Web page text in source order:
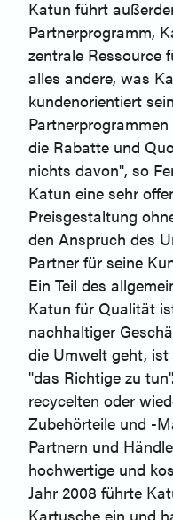
Katun führt
Partnerprogramm,
zentrale Ressource
alles andere, was
kundenorientiert
die Rabatte und
nichts davon", so
Katun eine sehr
Preisgestaltung
den Anspruch des
Partner für seine
Ein Teil des
Katun für Qualität
nachhaltiger
die Umwelt geht,
"das Richtige zu
recycelten oder
Zubehörteile und -
Partnern und
hochwertige und
Jahr 2008 führte
Kartusche ein und